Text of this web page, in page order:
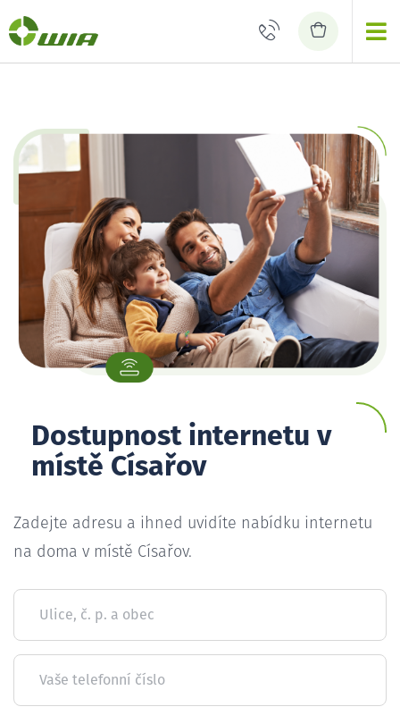
Dostupnost internetu v
místě Císařov
Zadejte adresu a ihned uvidíte nabídku internetu
na doma v místě Císařov.
Ulice, č. p. a obec
Vaše telefonní číslo